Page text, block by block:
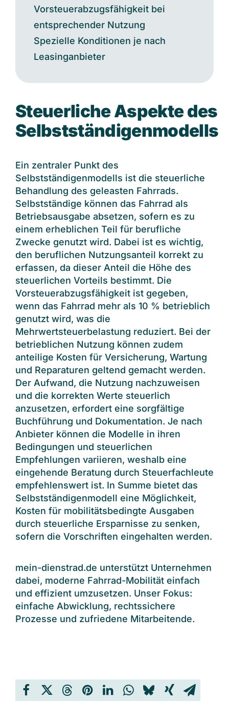
Vorsteuerabzugsfähigkeit bei
entsprechender Nutzung
Spezielle Konditionen je nach
Leasinganbieter
Steuerliche Aspekte des
Selbstständigenmodells
Ein zentraler Punkt des
Selbstständigenmodells ist die steuerliche
Behandlung des geleasten Fahrrads.
Selbstständige können das Fahrrad als
Betriebsausgabe absetzen, sofern es zu
einem erheblichen Teil für berufliche
Zwecke genutzt wird. Dabei ist es wichtig,
den beruflichen Nutzungsanteil korrekt zu
erfassen, da dieser Anteil die Höhe des
steuerlichen Vorteils bestimmt. Die
Vorsteuerabzugsfähigkeit ist gegeben,
wenn das Fahrrad mehr als 10 % betrieblich
genutzt wird, was die
Mehrwertsteuerbelastung reduziert. Bei der
betrieblichen Nutzung können zudem
anteilige Kosten für Versicherung, Wartung
und Reparaturen geltend gemacht werden.
Der Aufwand, die Nutzung nachzuweisen
und die korrekten Werte steuerlich
anzusetzen, erfordert eine sorgfältige
Buchführung und Dokumentation. Je nach
Anbieter können die Modelle in ihren
Bedingungen und steuerlichen
Empfehlungen variieren, weshalb eine
eingehende Beratung durch Steuerfachleute
empfehlenswert ist. In Summe bietet das
Selbstständigenmodell eine Möglichkeit,
Kosten für mobilitätsbedingte Ausgaben
durch steuerliche Ersparnisse zu senken,
sofern die Vorschriften eingehalten werden.
mein-dienstrad.de unterstützt Unternehmen
dabei, moderne Fahrrad-Mobilität einfach
und effizient umzusetzen. Unser Fokus:
einfache Abwicklung, rechtssichere
Prozesse und zufriedene Mitarbeitende.